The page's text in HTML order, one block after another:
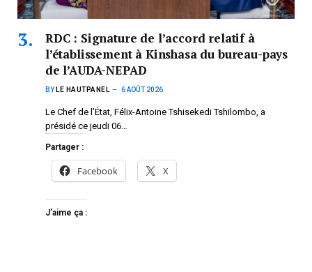
RDC : Signature de l’accord relatif à
l’établissement à Kinshasa du bureau-pays
de l’AUDA-NEPAD
BY LE HAUTPANEL 6 AOÛT 2026
Le Chef de l’État, Félix-Antoine Tshisekedi Tshilombo, a
présidé ce jeudi 06…
Partager :
Facebook X
J’aime ça :